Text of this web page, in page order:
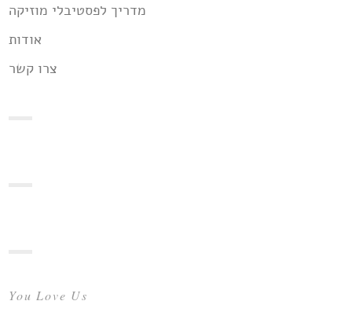
מדריך לפסטיבלי מוזיקה
אודות
צרו קשר
You Love Us